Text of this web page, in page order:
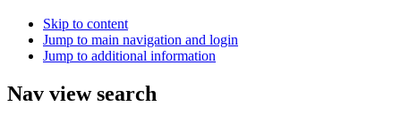
Skip to content
Jump to main navigation and login
Jump to additional information
Nav view search